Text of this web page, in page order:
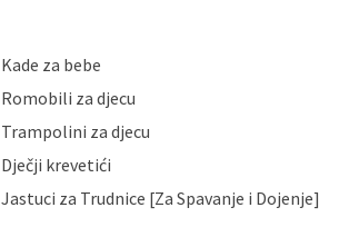
Kade za bebe
Romobili za djecu
Trampolini za djecu
Dječji krevetići
Jastuci za Trudnice [Za Spavanje i Dojenje]